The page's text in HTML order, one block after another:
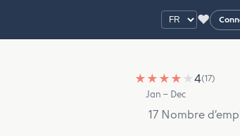
♥
★ ★ ★ ★ ★4(17)
Jan – Dec
17 Nombre